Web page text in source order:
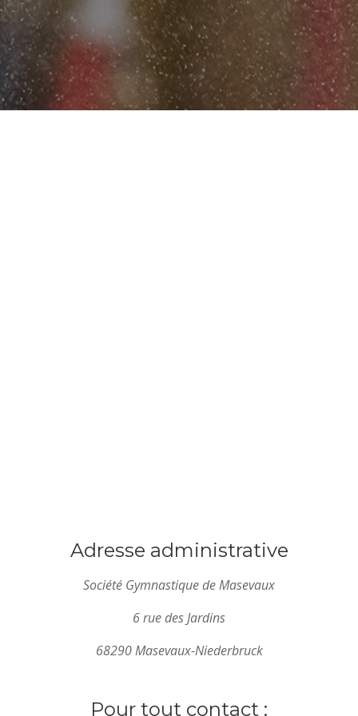
Adresse administrative
Société Gymnastique de Masevaux
6 rue des Jardins
68290 Masevaux-Niederbruck
Pour tout contact :